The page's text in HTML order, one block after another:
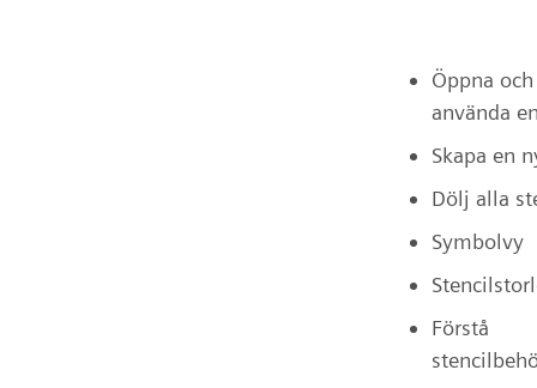
Öppna och
använda
Skapa en
Dölj alla
Symbolvy
Förstå